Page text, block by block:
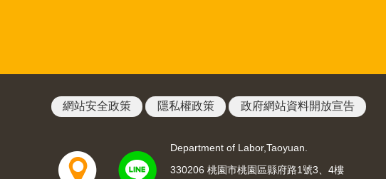
網站安全政策 隱私權政策 政府網站資料開放宣告
Department of Labor,Taoyuan.
330206 桃園市桃園區縣府路1號3、4樓